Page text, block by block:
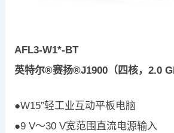
AFL3-W1*-BT
英特尔®赛扬®J1900（四核，2.0
●W15”轻工业互动平板电脑
●9 V〜30 V宽范围直流电源输入